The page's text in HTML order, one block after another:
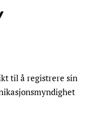
til å registrere sin